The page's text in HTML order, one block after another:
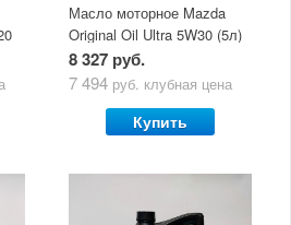
Масло моторное Mazda
Original Oil Ultra 5W30 (5л)
8 327 руб.
7 494 руб. клубная цена
Купить